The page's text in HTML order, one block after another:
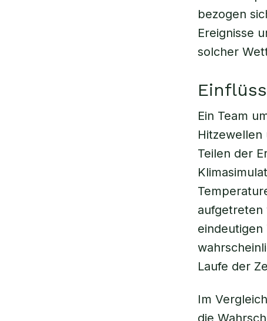
bezogen
Ereignisse
solcher
Ein Team
Teilen der
aufgetreten
eindeutigen
Laufe der
Im
die